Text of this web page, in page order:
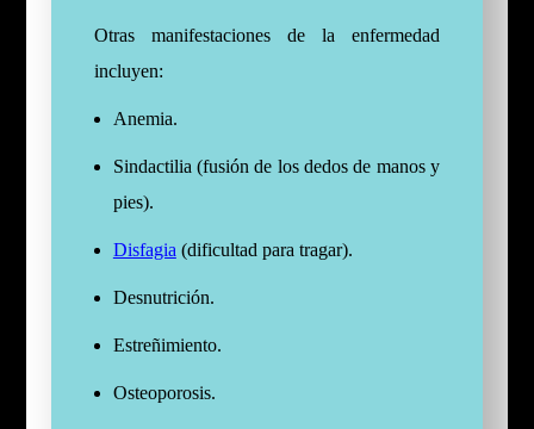
Otras manifestaciones de la enfermedad
incluyen:
Anemia.
Sindactilia (fusión de los dedos de manos y
pies).
Disfagia (dificultad para tragar).
Desnutrición.
Estreñimiento.
Osteoporosis.